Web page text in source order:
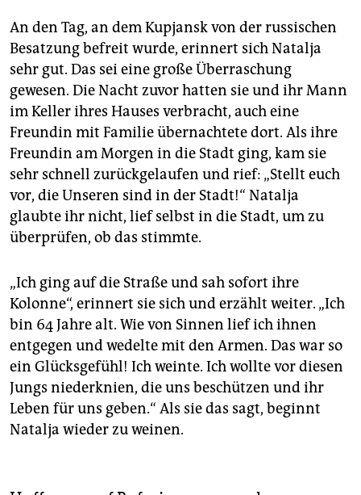
An den Tag, an dem Kupjansk von der russischen
Besatzung befreit wurde, erinnert sich Natalja
sehr gut. Das sei eine große Überraschung
gewesen. Die Nacht zuvor hatten sie und ihr Mann
im Keller ihres Hauses verbracht, auch eine
Freundin mit Familie übernachtete dort. Als ihre
Freundin am Morgen in die Stadt ging, kam sie
sehr schnell zurückgelaufen und rief: „Stellt euch
vor, die Unseren sind in der Stadt!“ Natalja
glaubte ihr nicht, lief selbst in die Stadt, um zu
überprüfen, ob das stimmte.
„Ich ging auf die Straße und sah sofort ihre
Kolonne“, erinnert sie sich und erzählt weiter. „Ich
bin 64 Jahre alt. Wie von Sinnen lief ich ihnen
entgegen und wedelte mit den Armen. Das war so
ein Glücksgefühl! Ich weinte. Ich wollte vor diesen
Jungs niederknien, die uns beschützen und ihr
Leben für uns geben.“ Als sie das sagt, beginnt
Natalja wieder zu weinen.